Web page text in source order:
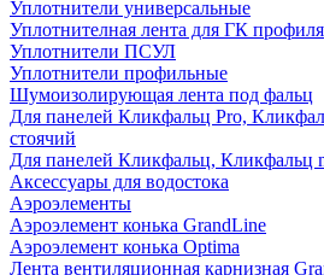
Уплотнители универсальные
Уплотнителная лента для ГК профиля
Уплотнители ПСУЛ
Уплотнители профильные
Шумоизолирующая лента под фальц
Для панелей Кликфальц Pro,
стоячий
Для панелей Кликфальц, Кликфальц
Аксессуары для водостока
Аэроэлементы
Аэроэлемент конька GrandLine
Аэроэлемент конька Optima
Лента вентиляционная карнизная